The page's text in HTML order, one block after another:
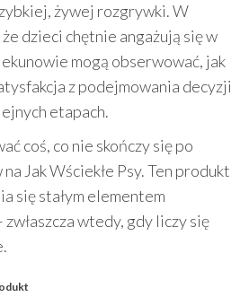
żywej rozgrywki. W
dzieci chętnie angażują się w
mogą obserwować, jak
z podejmowania decyzji
etapach.
coś, co nie skończy się po
Jak Wściekłe Psy. Ten produkt
się stałym elementem
wtedy, gdy liczy się